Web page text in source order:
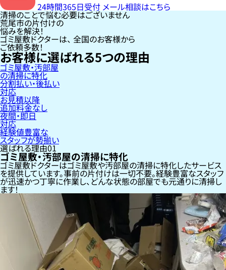
24時間365日受付 メール相談はこちら
清掃のことで悩む必要はございません
荒尾市の片付けの
悩みを解決！
ゴミ屋敷ドクターは、 全国のお客様から
ご依頼多数！
お客様に選ばれる5つの理由
ゴミ屋敷・汚部屋
の清掃に特化
分割払い・後払い
対応
お見積以降
追加料金なし
夜間・即日
対応
経験値豊富な
スタッフが勢揃い
選ばれる理由01
ゴミ屋敷・汚部屋の清掃に特化
ゴミ屋敷ドクターはゴミ屋敷や汚部屋の清掃に特化したサービス
を提供しています。事前の片付けは一切不要。経験豊富なスタッフ
が迅速かつ丁寧に作業し、どんな状態の部屋でも元通りに清掃し
ます！